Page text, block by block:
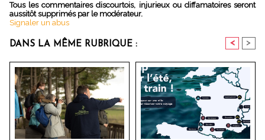
Tous les commentaires discourtois, injurieux ou diffamatoires seront
aussitôt supprimés par le modérateur.
Signaler un abus
DANS LA MÊME RUBRIQUE : < >